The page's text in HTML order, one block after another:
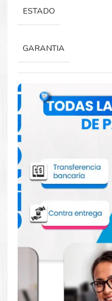
Comprar Tinta
impresora Pixma
MG7714
Aprovecha nuestra
productos. Tenemos
visítanos hoy para
impresora
Canon , como la
impresora Pixma MG5710
ESTADO
GARANTIA